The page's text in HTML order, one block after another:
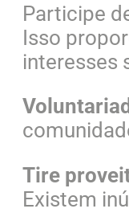
Participe
Isso
interesses
Tire
Existem